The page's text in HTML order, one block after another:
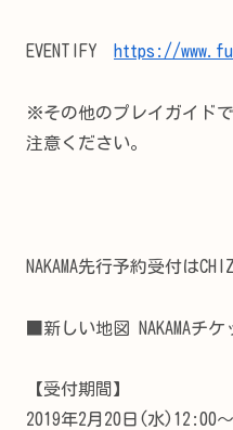
EVENTIFY https://
※その他のプレイガイド
注意ください。
NAKAMA先行予約受付は
■新しい地図 NAKAMAチ
【受付期間】
2019年2月20日(水)12:00